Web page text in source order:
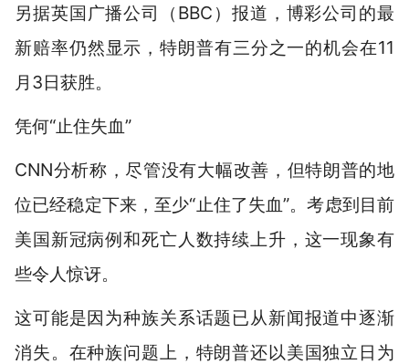
另据英国广播公司（BBC）报道，博彩公司的最
新赔率仍然显示，特朗普有三分之一的机会在11
月3日获胜。
凭何“止住失血”
CNN分析称，尽管没有大幅改善，但特朗普的地
位已经稳定下来，至少“止住了失血”。考虑到目前
美国新冠病例和死亡人数持续上升，这一现象有
些令人惊讶。
这可能是因为种族关系话题已从新闻报道中逐渐
消失。在种族问题上，特朗普还以美国独立日为